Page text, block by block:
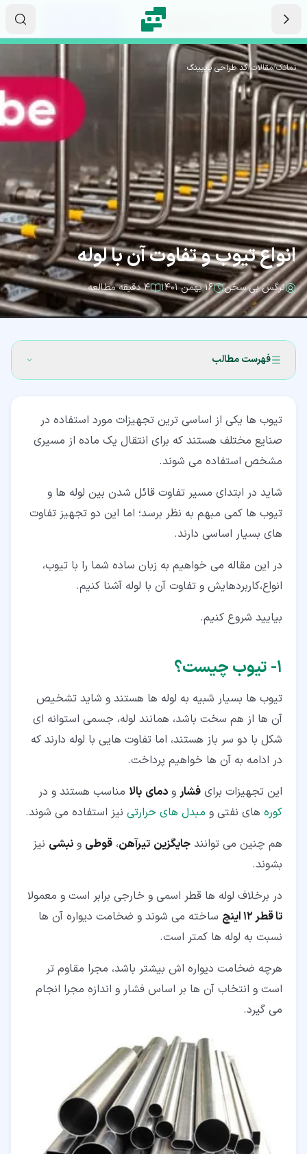
نماتک/مقالات/کد طراحی پایپینگ
انواع تیوب و تفاوت آن با لوله
نرگس بی سخن ۱۶ بهمن ۱۴۰۱ ۴ دقیقه مطالعه
فهرست مطالب
۲‏- تفاوت لوله و تیوب
۳‏- مزایای استفاده از tube
۴‏- دسته بندی براساس کاربرد
۴‏-‏۱‏- تیوب سازه (Structural Tube)
۴‏-‏۲‏- تیوب مکانیکی (Mechanical Tube)
۴‏-‏۳‏- تیوب فشار (Pressure Tube)
۵‏- دسته بندی بر اساس جنس
۵‏-‏۱‏- تیوب مسی (Copper Tube)
۵‏-‏۳‏- تیوب فولادی (Steel Tube)
۵‏-‏۴‏- تیوب پلاستیکی (Plastic Tube)
تیوب ها یکی از اساسی ترین تجهیزات مورد استفاده در
صنایع مختلف هستند که برای انتقال یک ماده از مسیری
مشخص استفاده می شوند.
شاید در ابتدای مسیر تفاوت قائل شدن بین لوله ها و
تیوب ها کمی مبهم به نظر برسد؛ اما این دو تجهیز تفاوت
های بسیار اساسی دارند.
در این مقاله می خواهیم به زبان ساده شما را با تیوب،
انواع،کاربردهایش و تفاوت آن با لوله آشنا کنیم.
بیایید شروع کنیم.
۱‏- تیوب چیست؟
تیوب ها بسیار شبیه به لوله ها هستند و شاید تشخیص
آن ها از هم سخت باشد، همانند لوله، جسمی استوانه ای
شکل با دو سر باز هستند، اما تفاوت هایی با لوله دارند که
در ادامه به آن ها خواهیم پرداخت.
این تجهیزات برای فشار و دمای بالا مناسب هستند و در
کوره های نفتی و مبدل های حرارتی نیز استفاده می شوند.
هم چنین می توانند جایگزین تیرآهن، قوطی و نبشی نیز
بشوند.
در برخلاف لوله ها قطر اسمی و خارجی برابر است و معمولا
تا قطر 12 اینچ
ساخته می شوند و ضخامت دیواره آن ها
نسبت به لوله ها کمتر است.
هرچه ضخامت دیواره اش بیشتر باشد، مجرا مقاوم تر
است و انتخاب آن ها بر اساس فشار و اندازه مجرا انجام
می گیرد.